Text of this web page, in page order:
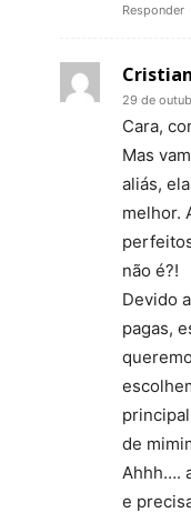
Responder
29 de
Cara,
Mas
aliás,
melhor.
não é?!
Devido
pagas,
de
Ahhh….
e